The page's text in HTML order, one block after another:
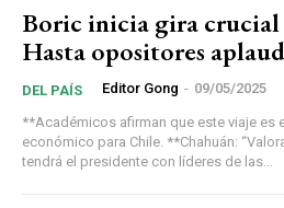
Boric inicia gira crucial
Hasta opositores
DEL PAÍS Editor Gong - 09/05/2025
**Académicos afirman que este viaje es
económico para Chile. **Chahuán: “Valoramos los encuentros” que
tendrá el presidente con líderes de las...